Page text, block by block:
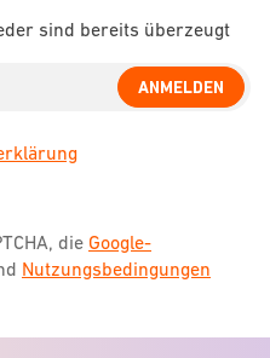
sind bereits überzeugt
ANMELDEN
die Google-
Nutzungsbedingungen